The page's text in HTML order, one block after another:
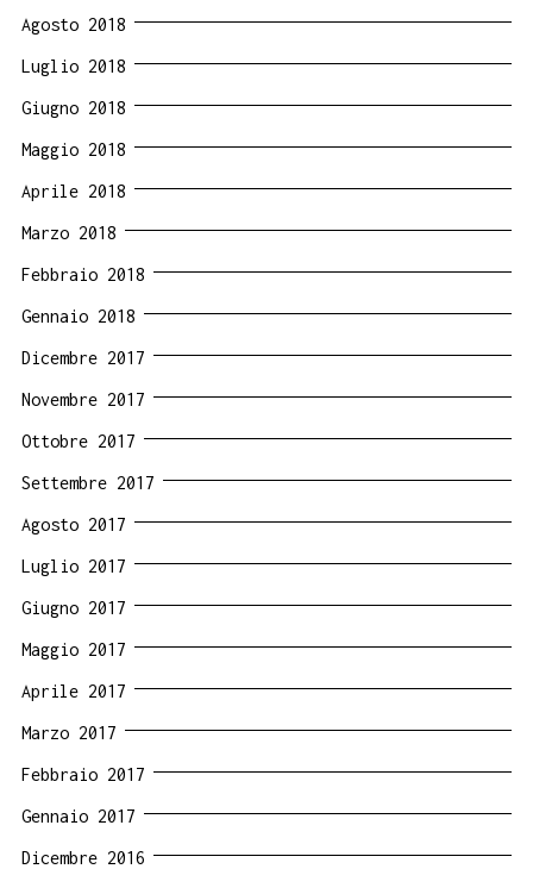
Agosto 2018
Luglio 2018
Giugno 2018
Maggio 2018
Aprile 2018
Marzo 2018
Febbraio 2018
Gennaio 2018
Dicembre 2017
Novembre 2017
Ottobre 2017
Settembre 2017
Agosto 2017
Luglio 2017
Giugno 2017
Maggio 2017
Aprile 2017
Marzo 2017
Febbraio 2017
Gennaio 2017
Dicembre 2016